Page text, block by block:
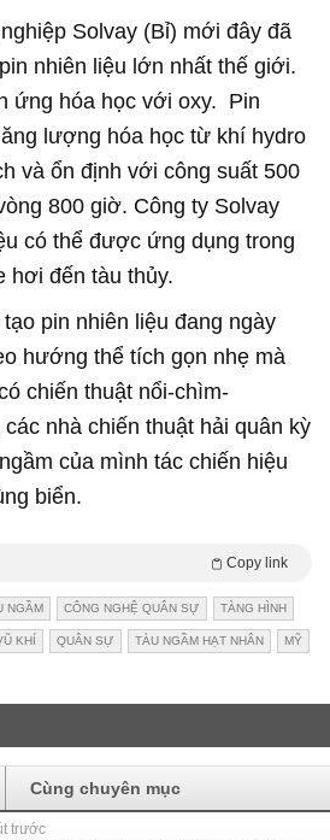
Solvay (Bỉ) mới đây đã
nhiên liệu lớn nhất thế giới.
ứng hóa học với oxy. Pin
lượng hóa học từ khí hydro
và ổn định với công suất 500
800 giờ. Công ty Solvay
có thể được ứng dụng trong
hơi đến tàu thủy.
pin nhiên liệu đang ngày
hướng thể tích gọn nhẹ mà
chiến thuật nổi-chìm-
nhà chiến thuật hải quân kỳ
của mình tác chiến hiệu
biển.
Copy link
NGẦM CÔNG NGHỆ QUÂN SỰ TÀNG HÌNH
KHÍ QUÂN SỰ TÀU NGẦM HẠT NHÂN MỸ
Cùng chuyên mục
trước